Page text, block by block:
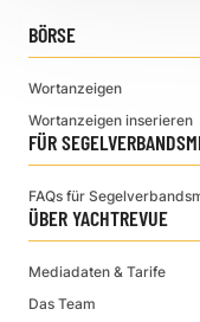
BÖRSE
Wortanzeigen
Wortanzeigen inserieren
FÜR
FAQs für
ÜBER YACHTREVUE
Mediadaten & Tarife
Das Team